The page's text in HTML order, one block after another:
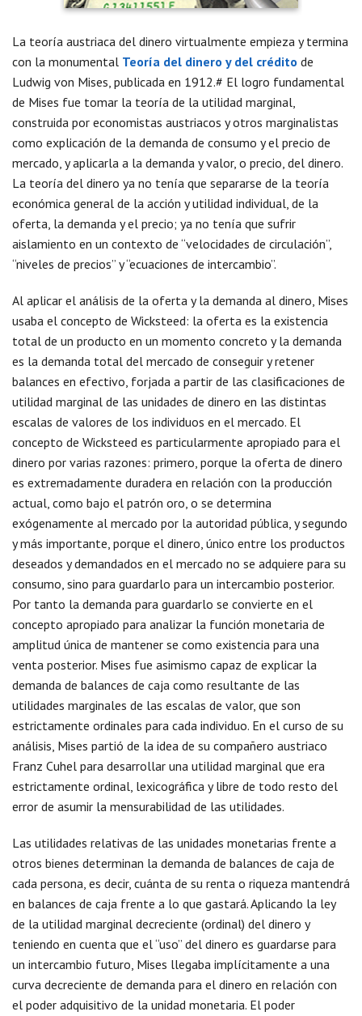
La teoría austriaca del dinero virtualmente empieza y termina
con la monumental Teoría del dinero y del crédito de
Ludwig von Mises, publicada en 1912.# El logro fundamental
de Mises fue tomar la teoría de la utilidad marginal,
construida por economistas austriacos y otros marginalistas
como explicación de la demanda de consumo y el precio de
mercado, y aplicarla a la demanda y valor, o precio, del dinero.
La teoría del dinero ya no tenía que separarse de la teoría
económica general de la acción y utilidad individual, de la
oferta, la demanda y el precio; ya no tenía que sufrir
aislamiento en un contexto de “velocidades de circulación”,
“niveles de precios” y “ecuaciones de intercambio”.
Al aplicar el análisis de la oferta y la demanda al dinero, Mises
usaba el concepto de Wicksteed: la oferta es la existencia
total de un producto en un momento concreto y la demanda
es la demanda total del mercado de conseguir y retener
balances en efectivo, forjada a partir de las clasificaciones de
utilidad marginal de las unidades de dinero en las distintas
escalas de valores de los individuos en el mercado. El
concepto de Wicksteed es particularmente apropiado para el
dinero por varias razones: primero, porque la oferta de dinero
es extremadamente duradera en relación con la producción
actual, como bajo el patrón oro, o se determina
exógenamente al mercado por la autoridad pública, y segundo
y más importante, porque el dinero, único entre los productos
deseados y demandados en el mercado no se adquiere para su
consumo, sino para guardarlo para un intercambio posterior.
Por tanto la demanda para guardarlo se convierte en el
concepto apropiado para analizar la función monetaria de
amplitud única de mantener se como existencia para una
venta posterior. Mises fue asimismo capaz de explicar la
demanda de balances de caja como resultante de las
utilidades marginales de las escalas de valor, que son
estrictamente ordinales para cada individuo. En el curso de su
análisis, Mises partió de la idea de su compañero austriaco
Franz Cuhel para desarrollar una utilidad marginal que era
estrictamente ordinal, lexicográfica y libre de todo resto del
error de asumir la mensurabilidad de las utilidades.
Las utilidades relativas de las unidades monetarias frente a
otros bienes determinan la demanda de balances de caja de
cada persona, es decir, cuánta de su renta o riqueza mantendrá
en balances de caja frente a lo que gastará. Aplicando la ley
de la utilidad marginal decreciente (ordinal) del dinero y
teniendo en cuenta que el “uso” del dinero es guardarse para
un intercambio futuro, Mises llegaba implícitamente a una
curva decreciente de demanda para el dinero en relación con
el poder adquisitivo de la unidad monetaria. El poder